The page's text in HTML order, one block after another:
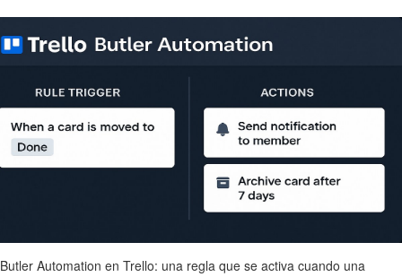
Butler Automation en Trello: una regla que se activa cuando una